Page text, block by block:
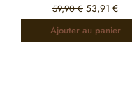
59,90€ 53,91 €
Ajouter au panier